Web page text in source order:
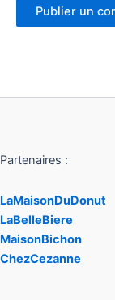
Partenaires :
LaMaisonDuDonut
LaBelleBiere
MaisonBichon
ChezCezanne